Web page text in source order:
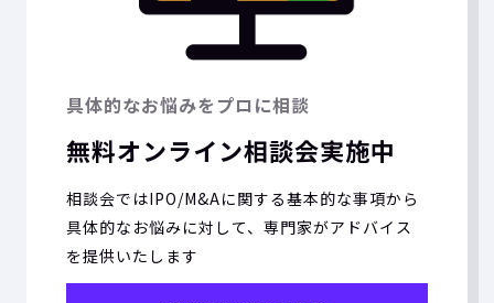
具体的なお悩みをプロに相談
無料オンライン相談会実施中
相談会ではIPO/M&Aに関する基本的な事項から
具体的なお悩みに対して、専門家がアドバイス
を提供いたします